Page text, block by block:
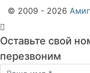
© 2009 - 2026
Оставьте свой
перезвоним